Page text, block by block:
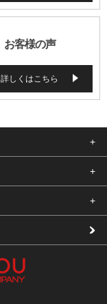
お客様の声
詳しくはこちら